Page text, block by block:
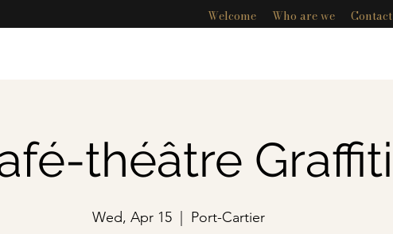
Welcome Who are we Contact
théâtre Graffiti
Wed, Apr 15
  |
Port-Cartier